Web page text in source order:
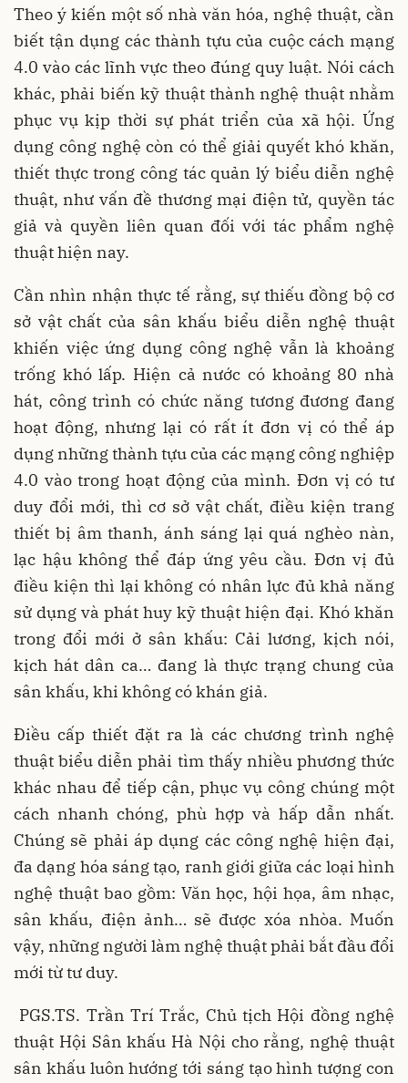
Theo ý kiến một số nhà văn hóa, nghệ thuật, cần
biết tận dụng các thành tựu của cuộc cách mạng
4.0 vào các lĩnh vực theo đúng quy luật. Nói cách
khác, phải biến kỹ thuật thành nghệ thuật nhằm
phục vụ kịp thời sự phát triển của xã hội. Ứng
dụng công nghệ còn có thể giải quyết khó khăn,
thiết thực trong công tác quản lý biểu diễn nghệ
thuật, như vấn đề thương mại điện tử, quyền tác
giả và quyền liên quan đối với tác phẩm nghệ
thuật hiện nay.
Cần nhìn nhận thực tế rằng, sự thiếu đồng bộ cơ
sở vật chất của sân khấu biểu diễn nghệ thuật
khiến việc ứng dụng công nghệ vẫn là khoảng
trống khó lấp. Hiện cả nước có khoảng 80 nhà
hát, công trình có chức năng tương đương đang
hoạt động, nhưng lại có rất ít đơn vị có thể áp
dụng những thành tựu của các mạng công nghiệp
4.0 vào trong hoạt động của mình. Đơn vị có tư
duy đổi mới, thì cơ sở vật chất, điều kiện trang
thiết bị âm thanh, ánh sáng lại quá nghèo nàn,
lạc hậu không thể đáp ứng yêu cầu. Đơn vị đủ
điều kiện thì lại không có nhân lực đủ khả năng
sử dụng và phát huy kỹ thuật hiện đại. Khó khăn
trong đổi mới ở sân khấu: Cải lương, kịch nói,
kịch hát dân ca… đang là thực trạng chung của
sân khấu, khi không có khán giả.
Điều cấp thiết đặt ra là các chương trình nghệ
thuật biểu diễn phải tìm thấy nhiều phương thức
khác nhau để tiếp cận, phục vụ công chúng một
cách nhanh chóng, phù hợp và hấp dẫn nhất.
Chúng sẽ phải áp dụng các công nghệ hiện đại,
đa dạng hóa sáng tạo, ranh giới giữa các loại hình
nghệ thuật bao gồm: Văn học, hội họa, âm nhạc,
sân khấu, điện ảnh… sẽ được xóa nhòa. Muốn
vậy, những người làm nghệ thuật phải bắt đầu đổi
mới từ tư duy.
PGS.TS. Trần Trí Trắc, Chủ tịch Hội đồng nghệ
thuật Hội Sân khấu Hà Nội cho rằng, nghệ thuật
sân khấu luôn hướng tới sáng tạo hình tượng con